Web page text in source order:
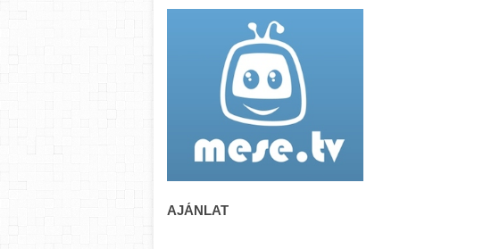
AJÁNLAT